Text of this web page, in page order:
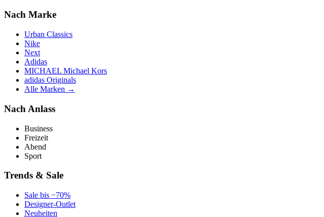
Nach Marke
Urban Classics
Nike
Next
Adidas
MICHAEL Michael Kors
adidas Originals
Alle Marken →
Nach Anlass
Business
Freizeit
Abend
Sport
Trends & Sale
Sale bis −70%
Designer-Outlet
Neuheiten